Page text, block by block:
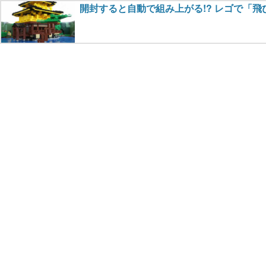
開封すると自動で組み上がる!? レゴで「